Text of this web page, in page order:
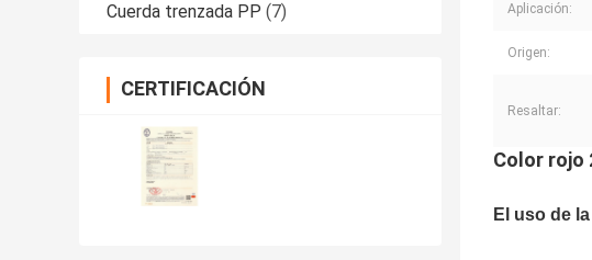
Cuerda trenzada PP (7)
CERTIFICACIÓN
Aplicación:
Origen:
Resaltar:
Color rojo
El uso de